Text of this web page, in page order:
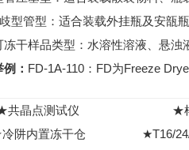
型管型：适合装载外挂瓶及安瓿瓶
冻干样品类型：水溶性溶液、悬浊
： FD-1A-110：FD为Freeze
共晶点测试仪
★
阱内置冻干仓
★T16/